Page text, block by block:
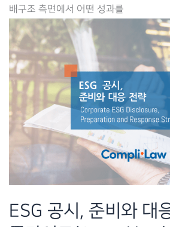
과
통
합
ESG
솔
루
이
배구조 측면에서 어떤 성과를
ESG 공시, 준비와 대